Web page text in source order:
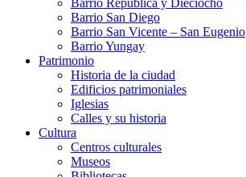
Barrio República y Dieciocho
Barrio San Diego
Barrio San Vicente – San Eugenio
Barrio Yungay
Patrimonio
Historia de la ciudad
Edificios patrimoniales
Iglesias
Calles y su historia
Cultura
Centros culturales
Museos